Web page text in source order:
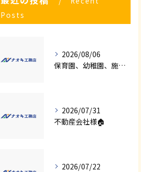
Posts
2026/08/06
保育園、幼稚園、施設様！！内装リフォームでお悩み事はございませんか？
2026/07/31
不動産会社様🏠
2026/07/22